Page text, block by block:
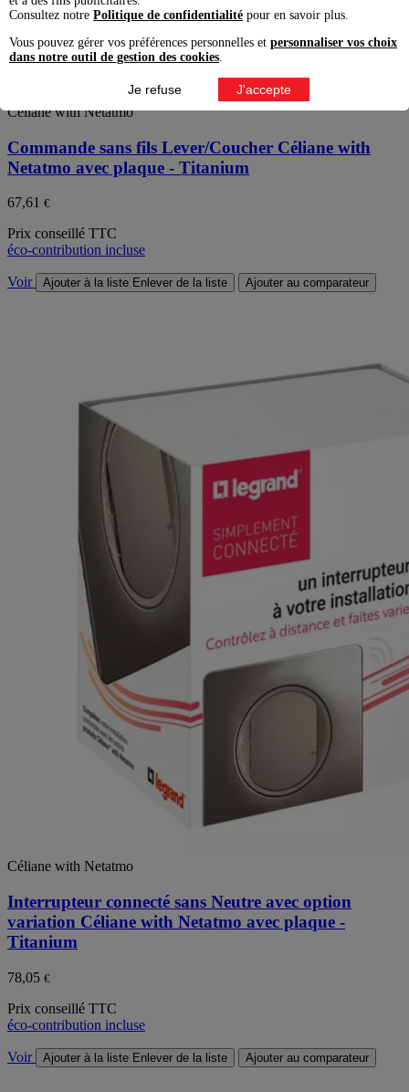
Céliane with Netatmo
Commande sans fils Lever/Coucher Céliane with
Netatmo avec plaque - Titanium
67,61 €
Prix conseillé TTC
éco-contribution incluse
Voir Ajouter à la liste Enlever de la liste Ajouter au comparateur
Céliane with Netatmo
Interrupteur connecté sans Neutre avec option
variation Céliane with Netatmo avec plaque -
Titanium
78,05 €
Prix conseillé TTC
éco-contribution incluse
Voir Ajouter à la liste Enlever de la liste Ajouter au comparateur
Consultez notre Politique de confidentialité pour en savoir plus.
Vous pouvez gérer vos préférences personnelles et personnaliser vos choix
dans notre outil de gestion des cookies
Je refuse J'accepte